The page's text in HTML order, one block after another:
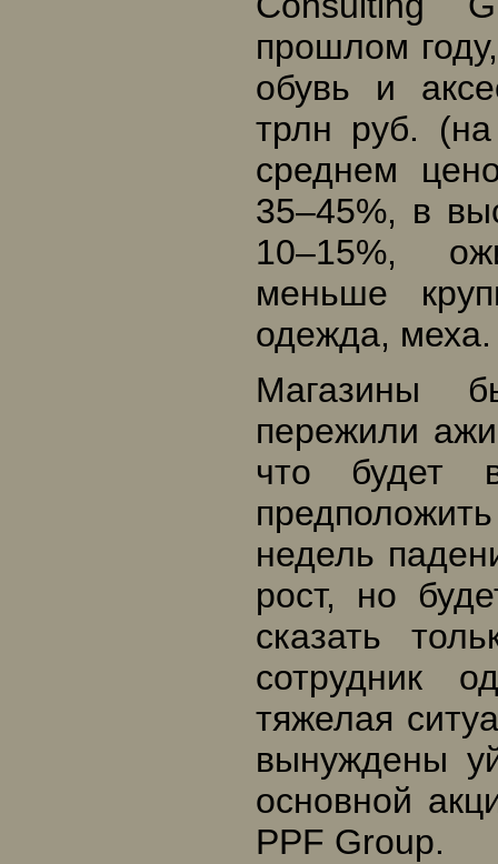
прошлом
обувь и
трлн руб.
среднем
35–45%, в
10–15%,
меньше
одежда, меха.
Магазины
пережили
что будет
недель
рост, но
сказать
сотрудник
тяжелая
вынуждены
основной
PPF Group.